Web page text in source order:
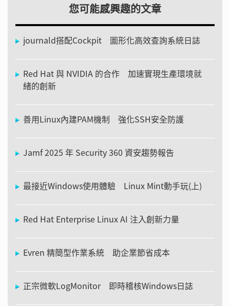
您可能感興趣的文章
journald搭配Cockpit 圖形化高效查詢系統日誌
Red Hat 與 NVIDIA 的合作 加速實現生產環境就
緒的創新
善用Linux內建PAM機制 強化SSH安全防護
Jamf 2025 年 Security 360 資安趨勢報告
最接近Windows使用體驗 Linux Mint動手玩(上)
Red Hat Enterprise Linux AI 注入創新力量
Evren 精簡型作業系統 助企業節省成本
正宗微軟LogMonitor 即時稽核Windows日誌